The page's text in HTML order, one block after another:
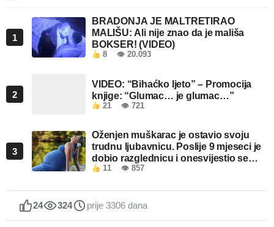
1
BRADONJA JE MALTRETIRAO
MALIŠU: Ali nije znao da je mališa
BOKSER! (VIDEO)
8 👁 20.093
2
VIDEO: “Bihaćko ljeto” – Promocija
knjige: “Glumac… je glumac…”
21 👁 721
3
Oženjen muškarac je ostavio svoju
trudnu ljubavnicu. Poslije 9 mjeseci je
dobio razglednicu i onesvijestio se
kada je pročitao šta piše!
11 👁 857
24 324 prije 3306 dana